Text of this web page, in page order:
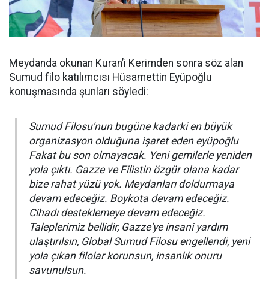
Meydanda okunan Kuran’i Kerimden sonra söz alan
Sumud filo katılımcısı Hüsamettin Eyüpoğlu
konuşmasında şunları söyledi:
Sumud Filosu'nun bugüne kadarki en büyük
organizasyon olduğuna işaret eden eyüpoğlu
Fakat bu son olmayacak. Yeni gemilerle yeniden
yola çıktı. Gazze ve Filistin özgür olana kadar
bize rahat yüzü yok. Meydanları doldurmaya
devam edeceğiz. Boykota devam edeceğiz.
Cihadı desteklemeye devam edeceğiz.
Taleplerimiz bellidir, Gazze'ye insani yardım
ulaştırılsın, Global Sumud Filosu engellendi, yeni
yola çıkan filolar korunsun, insanlık onuru
savunulsun.